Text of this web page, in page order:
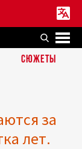
СЮЖЕТЫ
за
лет.